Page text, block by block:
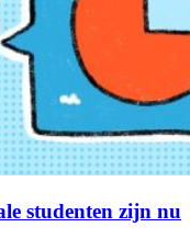
studenten zijn nu